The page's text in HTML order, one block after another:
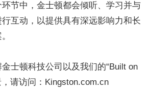
节中，金士顿都会倾听、学习并与
互动，以提供具有深远影响力和长
士顿科技公司以及我们的“Built on
请访问：Kingston.com.cn